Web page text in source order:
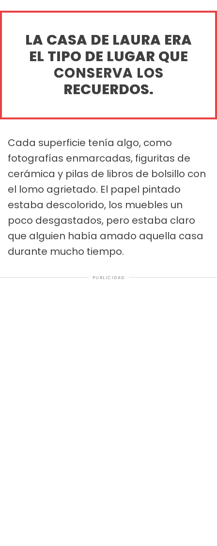
LA CASA DE LAURA ERA
EL TIPO DE LUGAR QUE
CONSERVA LOS
RECUERDOS.
Cada superficie tenía algo, como
fotografías enmarcadas, figuritas de
cerámica y pilas de libros de bolsillo con
el lomo agrietado. El papel pintado
estaba descolorido, los muebles un
poco desgastados, pero estaba claro
que alguien había amado aquella casa
durante mucho tiempo.
PUBLICIDAD